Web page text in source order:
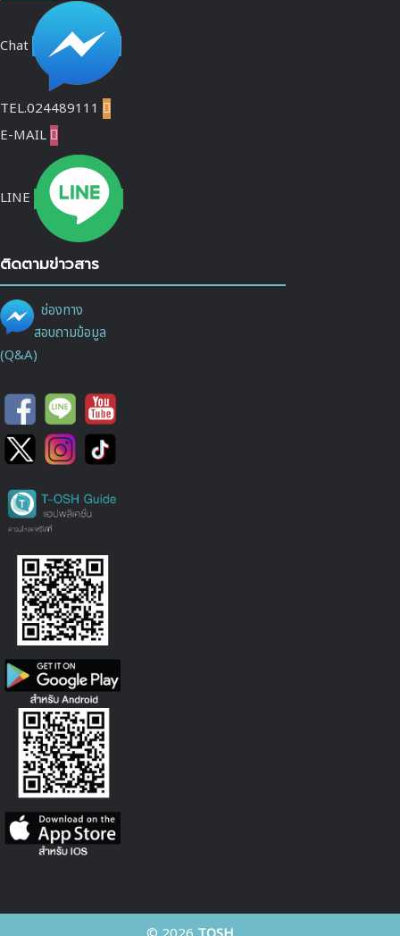
Chat
TEL.024489111 
E-MAIL 
LINE
ติดตามข่าวสาร
ช่องทาง
สอบถามข้อมูล
(Q&A)